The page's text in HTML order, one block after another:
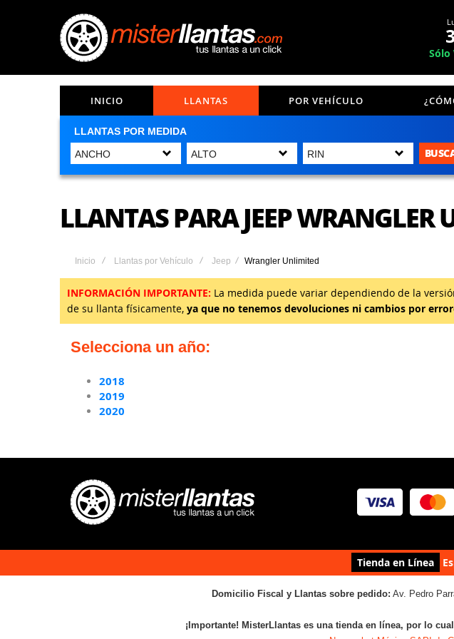
Sólo
INICIO LLANTAS POR VEHÍCULO
LLANTAS POR MEDIDA
LLANTAS PARA JEEP WRANGLER
Inicio Llantas por Vehículo Jeep Wrangler Unlimited
INFORMACIÓN IMPORTANTE: La medida puede variar dependiendo de la
de su llanta físicamente, ya que no tenemos devoluciones ni cambios por
Selecciona un año:
2018
2019
2020
Tienda en Línea
Domicilio Fiscal y Llantas sobre pedido: Av. Pedro
¡Importante! MisterLlantas es una tienda en línea, por lo